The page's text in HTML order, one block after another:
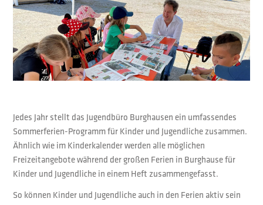
Jedes Jahr stellt das Jugendbüro Burghausen ein umfassendes
Sommerferien-Programm für Kinder und Jugendliche zusammen.
Ähnlich wie im Kinderkalender werden alle möglichen
Freizeitangebote während der großen Ferien in Burghause für
Kinder und Jugendliche in einem Heft zusammengefasst.
So können Kinder und Jugendliche auch in den Ferien aktiv sein